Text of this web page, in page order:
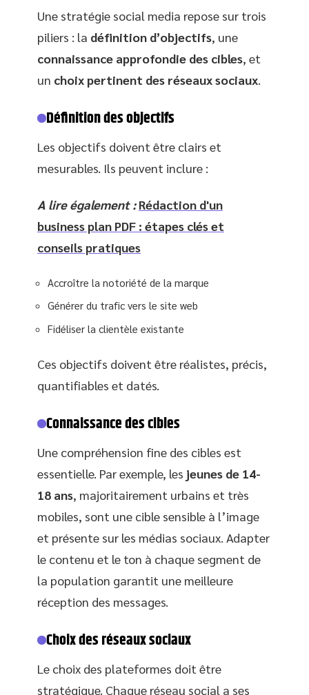
Une stratégie social media repose sur trois
piliers : la définition d’objectifs, une
connaissance approfondie des cibles, et
un choix pertinent des réseaux sociaux
Définition des objectifs
Les objectifs doivent être clairs et
mesurables. Ils peuvent inclure :
A lire également : Rédaction d'un
business plan PDF : étapes clés et
conseils pratiques
Accroître la notoriété de la marque
Générer du trafic vers le site web
Fidéliser la clientèle existante
Ces objectifs doivent être réalistes, précis,
quantifiables et datés.
Connaissance des cibles
Une compréhension fine des cibles est
essentielle. Par exemple, les jeunes de 14-
18 ans, majoritairement urbains et très
mobiles, sont une cible sensible à l’image
et présente sur les médias sociaux. Adapter
le contenu et le ton à chaque segment de
la population garantit une meilleure
réception des messages.
Choix des réseaux sociaux
Le choix des plateformes doit être
stratégique. Chaque réseau social a ses